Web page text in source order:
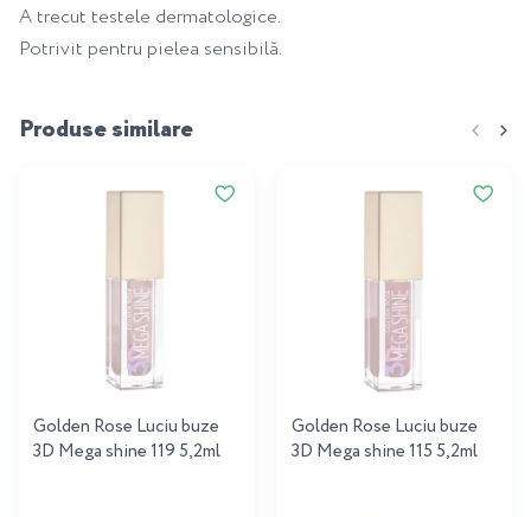
A trecut testele dermatologice.
Potrivit pentru pielea sensibilă.
Produse similare
Golden Rose Luciu buze
3D Mega shine 119 5,2ml
Golden Rose Luciu buze
3D Mega shine 115 5,2ml